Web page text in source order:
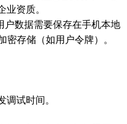
业资质。
户数据需要保存在手机本地
密存储（如用户令牌）。
调试时间。